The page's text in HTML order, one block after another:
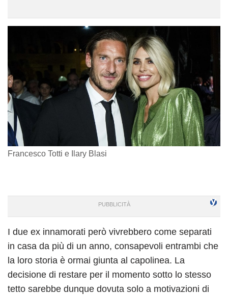
Francesco Totti e Ilary Blasi
I due ex innamorati però vivrebbero come separati
in casa da più di un anno, consapevoli entrambi che
la loro storia è ormai giunta al capolinea. La
decisione di restare per il momento sotto lo stesso
tetto sarebbe dunque dovuta solo a motivazioni di